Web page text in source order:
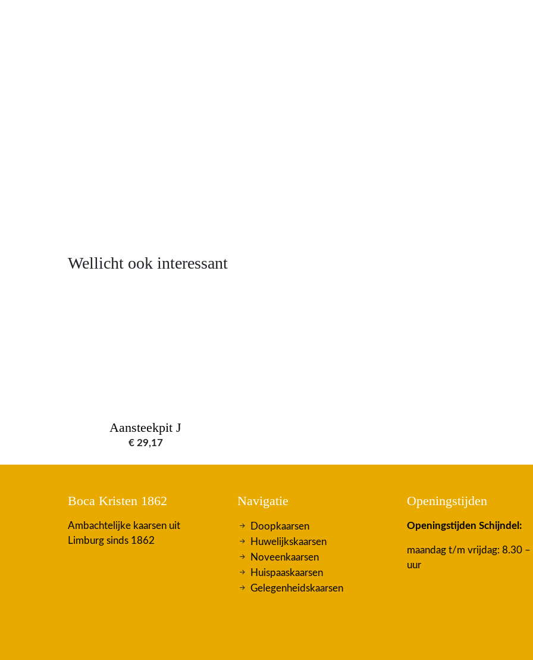
Wellicht ook interessant
Aansteekpit J
€29,17
Boca Kristen 1862
Ambachtelijke kaarsen uit
Limburg sinds 1862
Navigatie
Doopkaarsen
Huwelijkskaarsen
Noveenkaarsen
Huispaaskaarsen
Gelegenheidskaarsen
Openingstijden
Openingstijden Schijndel:
maandag t/m vrijdag: 8.30
uur